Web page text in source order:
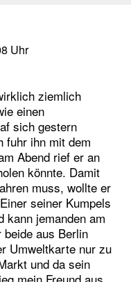
Uhr
ziemlich
einen
sich gestern
fuhr ihn mit dem
Abend rief er an
könnte. Damit
muss, wollte er
seiner Kumpels
kann jemanden am
beide aus Berlin
Umweltkarte nur zu
und da sein